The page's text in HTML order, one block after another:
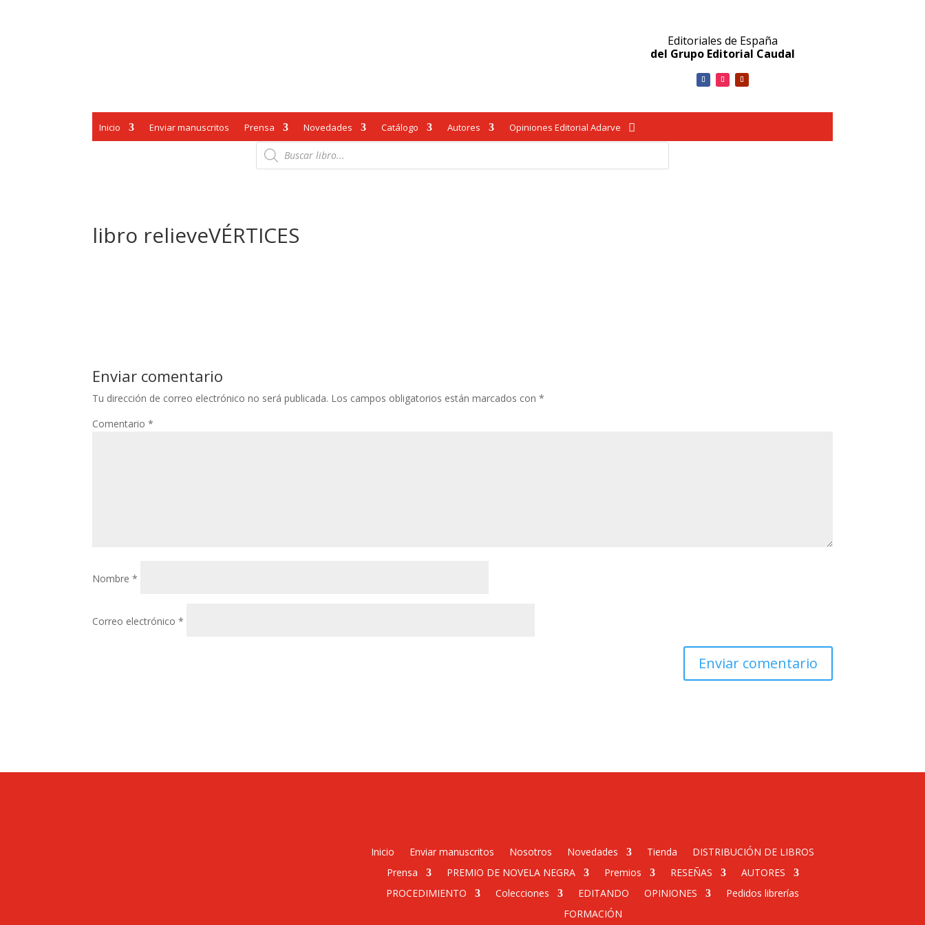
Editoriales de España
del Grupo Editorial Caudal
Inicio Enviar manuscritos Prensa Novedades Catálogo Autores Opiniones Editorial Adarve
Búsqueda
de
productos
libro relieveVÉRTICES
Enviar comentario
Tu dirección de correo electrónico no será publicada. Los campos obligatorios están marcados con*
Comentario*
Nombre*
Correo electrónico*
Inicio Enviar manuscritos Nosotros Novedades Tienda
DISTRIBUCIÓN DE LIBROS
Prensa
PREMIO DE NOVELA NEGRA Premios RESEÑAS
AUTORES
PROCEDIMIENTO
Colecciones EDITANDO OPINIONES
Pedidos librerías
FORMACIÓN